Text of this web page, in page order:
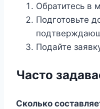
Обратитесь в
Подготовьте
Подайте
Часто
Сколько